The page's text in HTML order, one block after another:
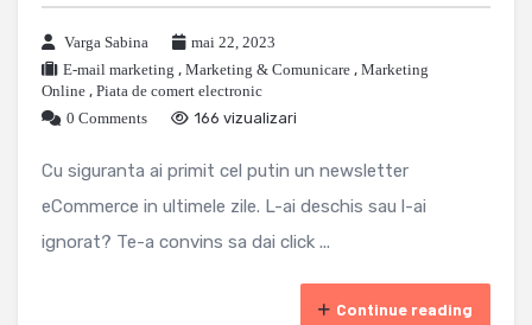
Varga Sabina
mai 22, 2023
E-mail marketing , Marketing & Comunicare , Marketing
Online , Piata de comert electronic
0 Comments
166 vizualizari
Cu siguranta ai primit cel putin un newsletter
eCommerce in ultimele zile. L-ai deschis sau l-ai
ignorat? Te-a convins sa dai click ...
Continue reading